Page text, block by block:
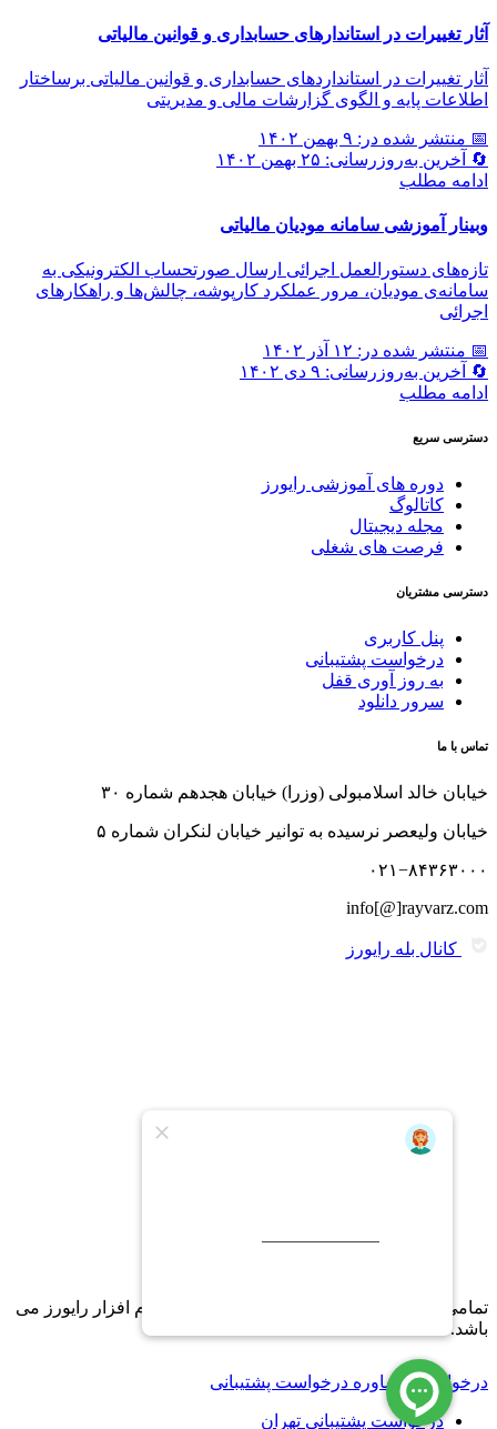
آثار تغییرات در استاندارهای حسابداری و قوانین مالیاتی
آثار تغییرات در استانداردهای حسابداری و قوانین مالیاتی برساختار
اطلاعات پایه و الگوی گزارشات مالی و مدیریتی
📅 منتشر شده در: ۹ بهمن ۱۴۰۲
🔄 آخرین به‌روزرسانی: ۲۵ بهمن ۱۴۰۲
ادامه مطلب
وبینار آموزشی سامانه مودیان مالیاتی
تازه‌های دستورالعمل اجرائی ارسال صورتحساب الکترونیکی به
سامانه‌ی مودیان، مرور عملکرد کارپوشه، چالش‌ها و راهکارهای
اجرائی
📅 منتشر شده در: ۱۲ آذر ۱۴۰۲
🔄 آخرین به‌روزرسانی: ۹ دی ۱۴۰۲
ادامه مطلب
دسترسی سریع
دوره های آموزشی رایورز
کاتالوگ
مجله دیجیتال
فرصت های شغلی
دسترسی مشتریان
پنل کاربری
درخواست پشتیبانی
به روز آوری قفل
سرور دانلود
تماس با ما
خیابان خالد اسلامبولی (وزرا) خیابان هجدهم شماره ۳۰
خیابان ولیعصر نرسیده به توانیر خیابان لنکران شماره ۵
۰۲۱−۸۴۳۶۳۰۰۰
info[@]rayvarz.com
کانال بله رایورز
تمامی امتیاز سایت متعلق به شرکت مهندسی نرم افزار رایورز می
باشد.
درخواست مشاوره درخواست پشتیبانی
درخواست پشتیبانی تهران